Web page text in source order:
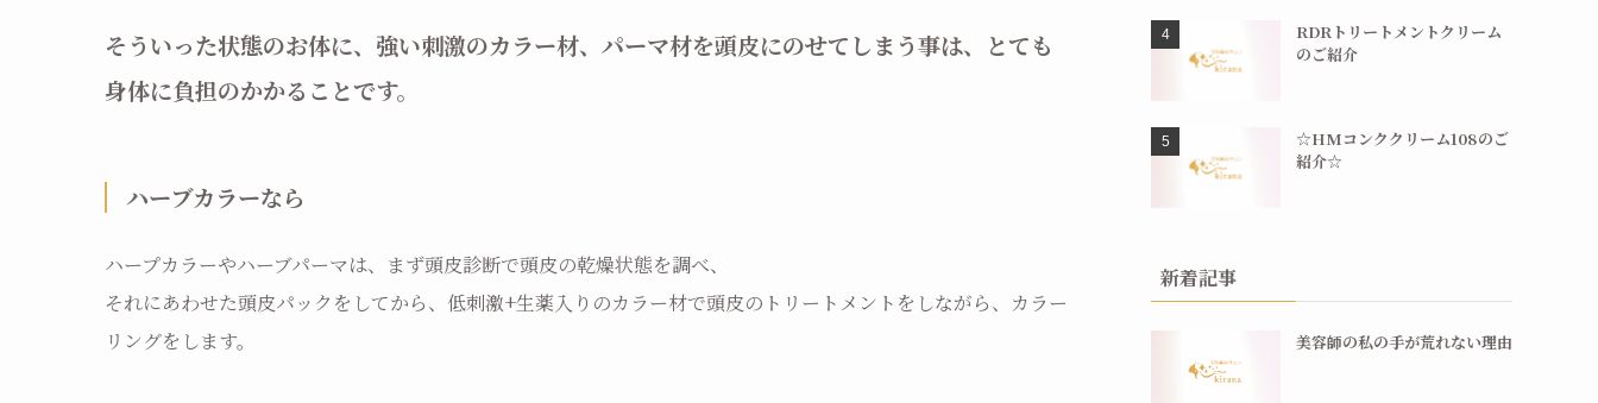
そういった状態のお体に、強い刺激のカラー材、パーマ材を頭皮にのせてしまう事は、とても
身体に負担のかかることです。
ハーブカラーなら
ハープカラーやハーブパーマは、まず頭皮診断で頭皮の乾燥状態を調べ、
それにあわせた頭皮パックをしてから、低刺激+生薬入りのカラー材で頭皮のトリートメントをしながら、カラー
リングをします。
RDRトリートメントクリーム
のご紹介
☆HMコンククリーム108のご
紹介☆
新着記事
美容師の私の手が荒れない理由